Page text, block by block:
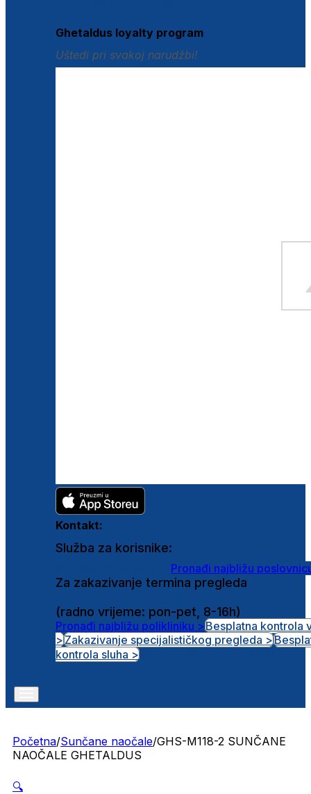
Ghetaldus loyalty program
Uštedi pri svakoj narudžbi!
Kontakt:
Služba za korisnike:
Pronađi najbližu
Za zakazivanje termina pregleda
(radno vrijeme: pon-pet, 8-16h)
Pronađi najbližu polikliniku >Besplatna kontrola
>Zakazivanje specijalističkog pregleda >
kontrola sluha >
Početna/Sunčane naočale/GHS-M118-2 SUNČANE
NAOČALE GHETALDUS
🔍